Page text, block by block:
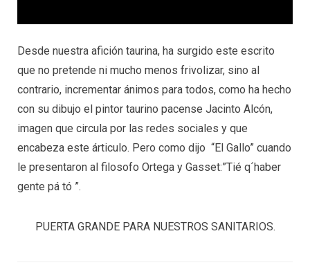
Desde nuestra afición taurina, ha surgido este escrito
que no pretende ni mucho menos frivolizar, sino al
contrario, incrementar ánimos para todos, como ha hecho
con su dibujo el pintor taurino pacense Jacinto Alcón,
imagen que circula por las redes sociales y que
encabeza este árticulo. Pero como dijo “El Gallo” cuando
le presentaron al filosofo Ortega y Gasset:”Tié q´haber
gente pá tó ”.
PUERTA GRANDE PARA NUESTROS SANITARIOS.